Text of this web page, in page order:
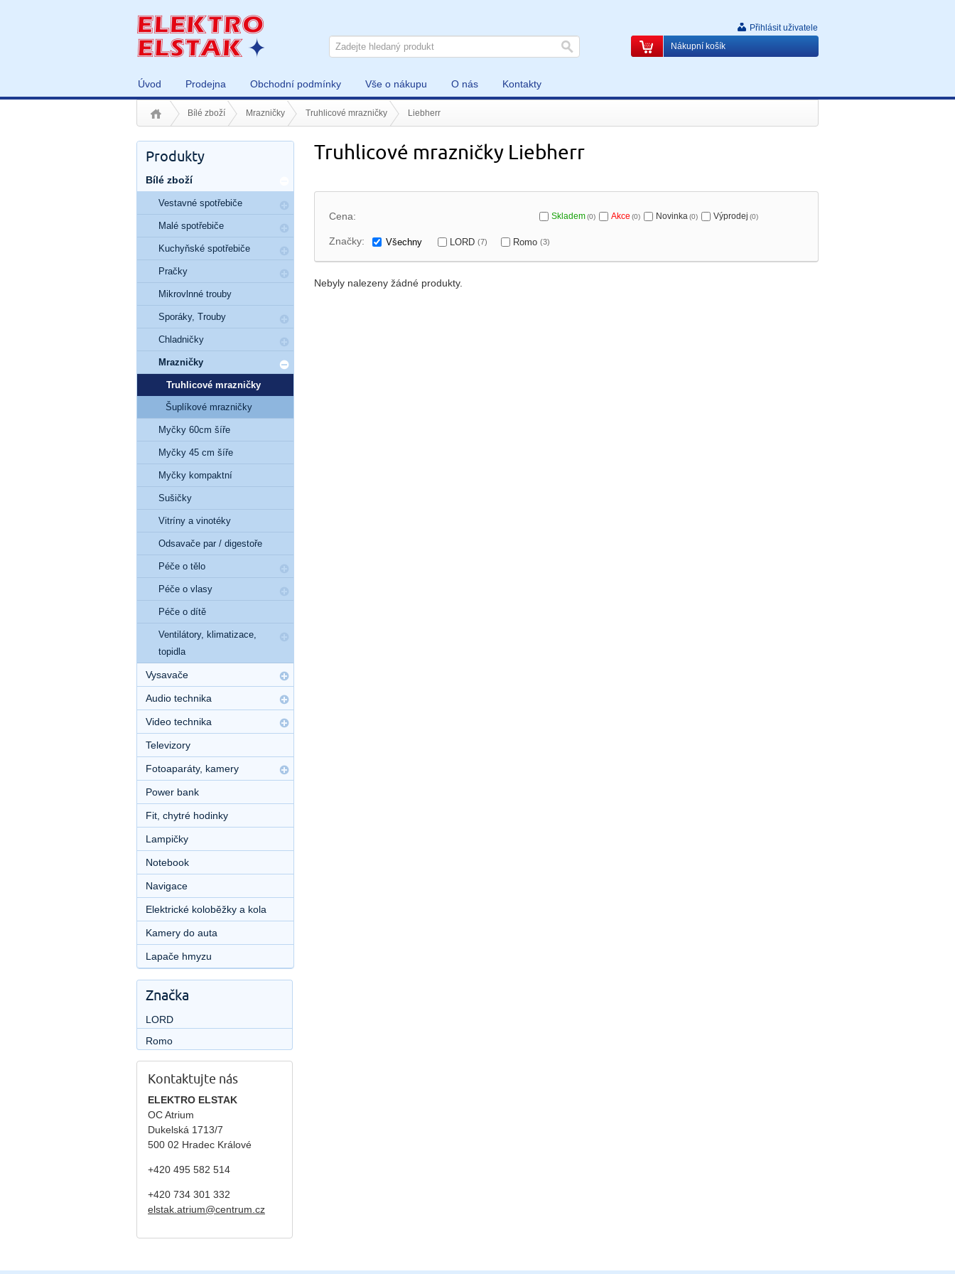
Úvod Prodejna Obchodní podmínky Vše o nákupu O nás Kontakty
Přihlásit uživatele
Nákupní košík
Bílé zboží Mrazničky Truhlicové mrazničky Liebherr
Truhlicové mrazničky Liebherr
Cena: Skladem(0) Akce (0) Novinka(0) Výprodej (0)
Značky: Všechny LORD (7) Romo (3)
Nebyly nalezeny žádné produkty.
Produkty
Bílé zboží
Vestavné spotřebiče
Malé spotřebiče
Kuchyňské spotřebiče
Pračky
Mikrovlnné trouby
Sporáky, Trouby
Chladničky
Mrazničky
Truhlicové mrazničky
Šuplíkové mrazničky
Myčky 60cm šíře
Myčky 45 cm šíře
Myčky kompaktní
Sušičky
Vitríny a vinotéky
Odsavače par / digestoře
Péče o tělo
Péče o vlasy
Péče o dítě
Ventilátory, klimatizace,
topidla
Vysavače
Audio technika
Video technika
Televizory
Fotoaparáty, kamery
Power bank
Fit, chytré hodinky
Lampičky
Notebook
Navigace
Elektrické koloběžky a kola
Kamery do auta
Lapače hmyzu
Značka
LORD
Romo
Kontaktujte nás
ELEKTRO ELSTAK
OC Atrium
Dukelská 1713/7
500 02 Hradec Králové
+420 495 582 514
+420 734 301 332
elstak.atrium@centrum.cz